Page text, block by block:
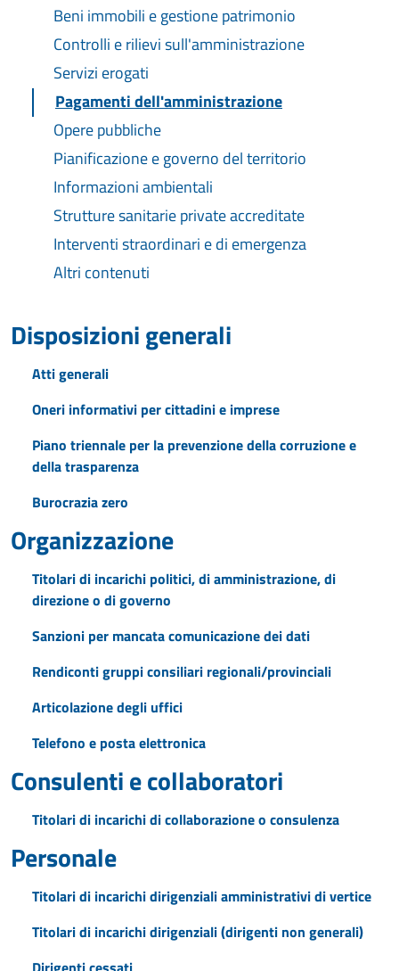
Beni immobili e gestione patrimonio
Controlli e rilievi sull'amministrazione
Servizi erogati
Pagamenti dell'amministrazione
Opere pubbliche
Pianificazione e governo del territorio
Informazioni ambientali
Strutture sanitarie private accreditate
Interventi straordinari e di emergenza
Altri contenuti
Disposizioni generali
Atti generali
Oneri informativi per cittadini e imprese
Piano triennale per la prevenzione della corruzione e
della trasparenza
Burocrazia zero
Organizzazione
Titolari di incarichi politici, di amministrazione, di
direzione o di governo
Sanzioni per mancata comunicazione dei dati
Rendiconti gruppi consiliari regionali/provinciali
Articolazione degli uffici
Telefono e posta elettronica
Consulenti e collaboratori
Titolari di incarichi di collaborazione o consulenza
Personale
Titolari di incarichi dirigenziali amministrativi di vertice
Titolari di incarichi dirigenziali (dirigenti non generali)